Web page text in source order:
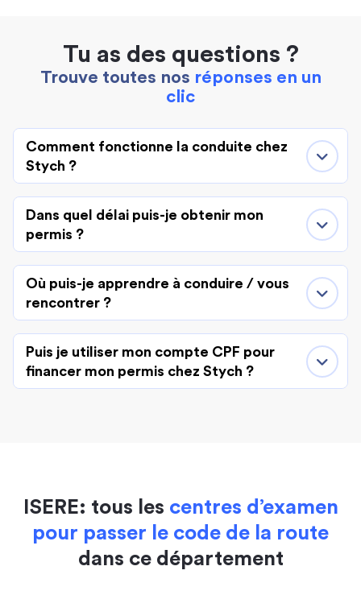
Tu as des questions ?
Trouve toutes nos réponses en un
clic
Comment fonctionne la conduite chez
Stych ?
Dans quel délai puis-je obtenir mon
permis ?
Où puis-je apprendre à conduire / vous
rencontrer ?
Puis je utiliser mon compte CPF pour
financer mon permis chez Stych ?
ISERE: tous les centres d’examen
pour passer le code de la route
dans ce département